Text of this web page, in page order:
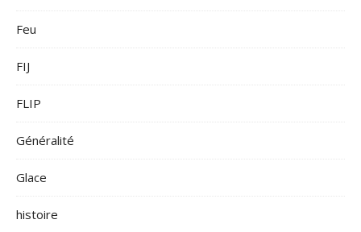
Feu
FIJ
FLIP
Généralité
Glace
histoire